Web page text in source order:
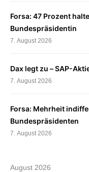
Forsa: 47 Prozent
Bundespräsidentin
7. August 2026
Dax legt zu – SAP-
7. August 2026
Forsa: Mehrheit
Bundespräsidenten
7. August 2026
August 2026